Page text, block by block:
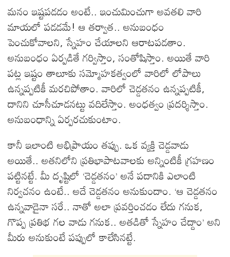
మనం ఇష్టపడడం అంటే.. ఇంచుమించుగా అవతలి వారి
మాయలో పడడమే! ఆ తర్వాత.. అనుబంధం
పెంచుకోవాలని, స్నేహం చేయాలని ఆరాటపడతాం.
అనుబంధం ఏర్పడితే గర్విస్తాం, సంతోషిస్తాం. అయితే వారి
పట్ల ఇష్టం తాలూకు సమ్మోహకత్వంలో వారిలో లోపాలు
ఉన్నప్పటికీ మరచిపోతాం. వారిలో చెడ్డతనం ఉన్నప్పటికీ,
దానిని చూసీచూడనట్టు వదిలేస్తాం. అంధత్వం ప్రదర్శిస్తాం.
అనుబంధాన్ని ఏర్పరచుకుంటాం.
కానీ ఇలాంటి అభిప్రాయం తప్పు. ఒక వ్యక్తి చెడ్డవాడు
అయితే.. అతనిలోని ప్రతిభాపాటవాలకు అన్నింటికీ గ్రహణం
పట్టినట్టే. మీ దృష్టిలో ‘చెడ్డతనం’ అనే పదానికి ఎలాంటి
నిర్వచనం ఉంటే.. అదే చెడ్డతనం అనుకుందాం. ‘ఆ చెడ్డతనం
ఉన్నవాడైనా సరే.. నాతో అలా ప్రవర్తించడం లేదు గనుక,
గొప్ప ప్రతిభ గల వాడు గనుక.. అతడితో స్నేహం చేద్దాం’ అని
మీరు అనుకుంటే పప్పులో కాలేసినట్టే.